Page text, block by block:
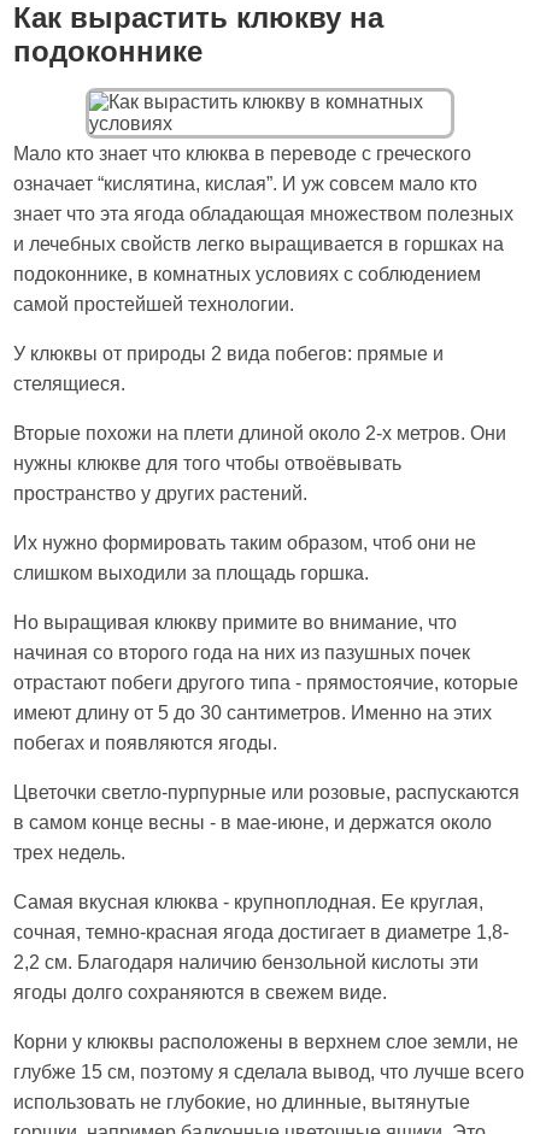
Как вырастить клюкву на
подоконнике
Мало кто знает что клюква в переводе с греческого
означает “кислятина, кислая”. И уж совсем мало кто
знает что эта ягода обладающая множеством полезных
и лечебных свойств легко выращивается в горшках на
подоконнике, в комнатных условиях с соблюдением
самой простейшей технологии.
У клюквы от природы 2 вида побегов: прямые и
стелящиеся.
Вторые похожи на плети длиной около 2-х метров. Они
нужны клюкве для того чтобы отвоёвывать
пространство у других растений.
Их нужно формировать таким образом, чтоб они не
слишком выходили за площадь горшка.
Но выращивая клюкву примите во внимание, что
начиная со второго года на них из пазушных почек
отрастают побеги другого типа - прямостоячие, которые
имеют длину от 5 до 30 сантиметров. Именно на этих
побегах и появляются ягоды.
Цветочки светло-пурпурные или розовые, распускаются
в самом конце весны - в мае-июне, и держатся около
трех недель.
Самая вкусная клюква - крупноплодная. Ее круглая,
сочная, темно-красная ягода достигает в диаметре 1,8-
2,2 см. Благодаря наличию бензольной кислоты эти
ягоды долго сохраняются в свежем виде.
Корни у клюквы расположены в верхнем слое земли, не
глубже 15 см, поэтому я сделала вывод, что лучше всего
использовать не глубокие, но длинные, вытянутые